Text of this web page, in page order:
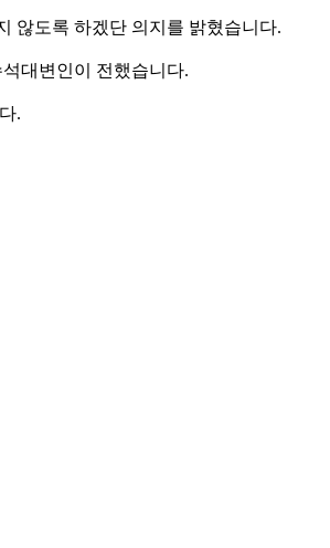
않도록 하겠단 의지를 밝혔습니다.
대변인이 전했습니다.
.